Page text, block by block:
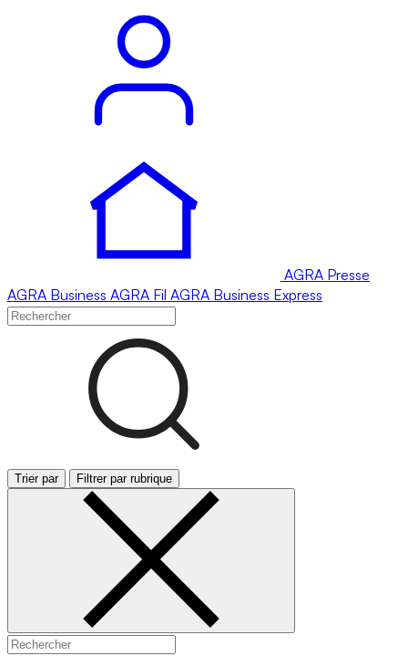
AGRA Presse
AGRA Business AGRA Fil AGRA Business Express
Trier par Filtrer par rubrique